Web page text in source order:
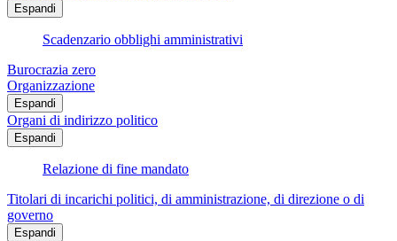
Espandi
Scadenzario obblighi amministrativi
Burocrazia zero
Organizzazione
Espandi
Organi di indirizzo politico
Espandi
Relazione di fine mandato
Titolari di incarichi politici, di amministrazione, di direzione o di
governo
Espandi